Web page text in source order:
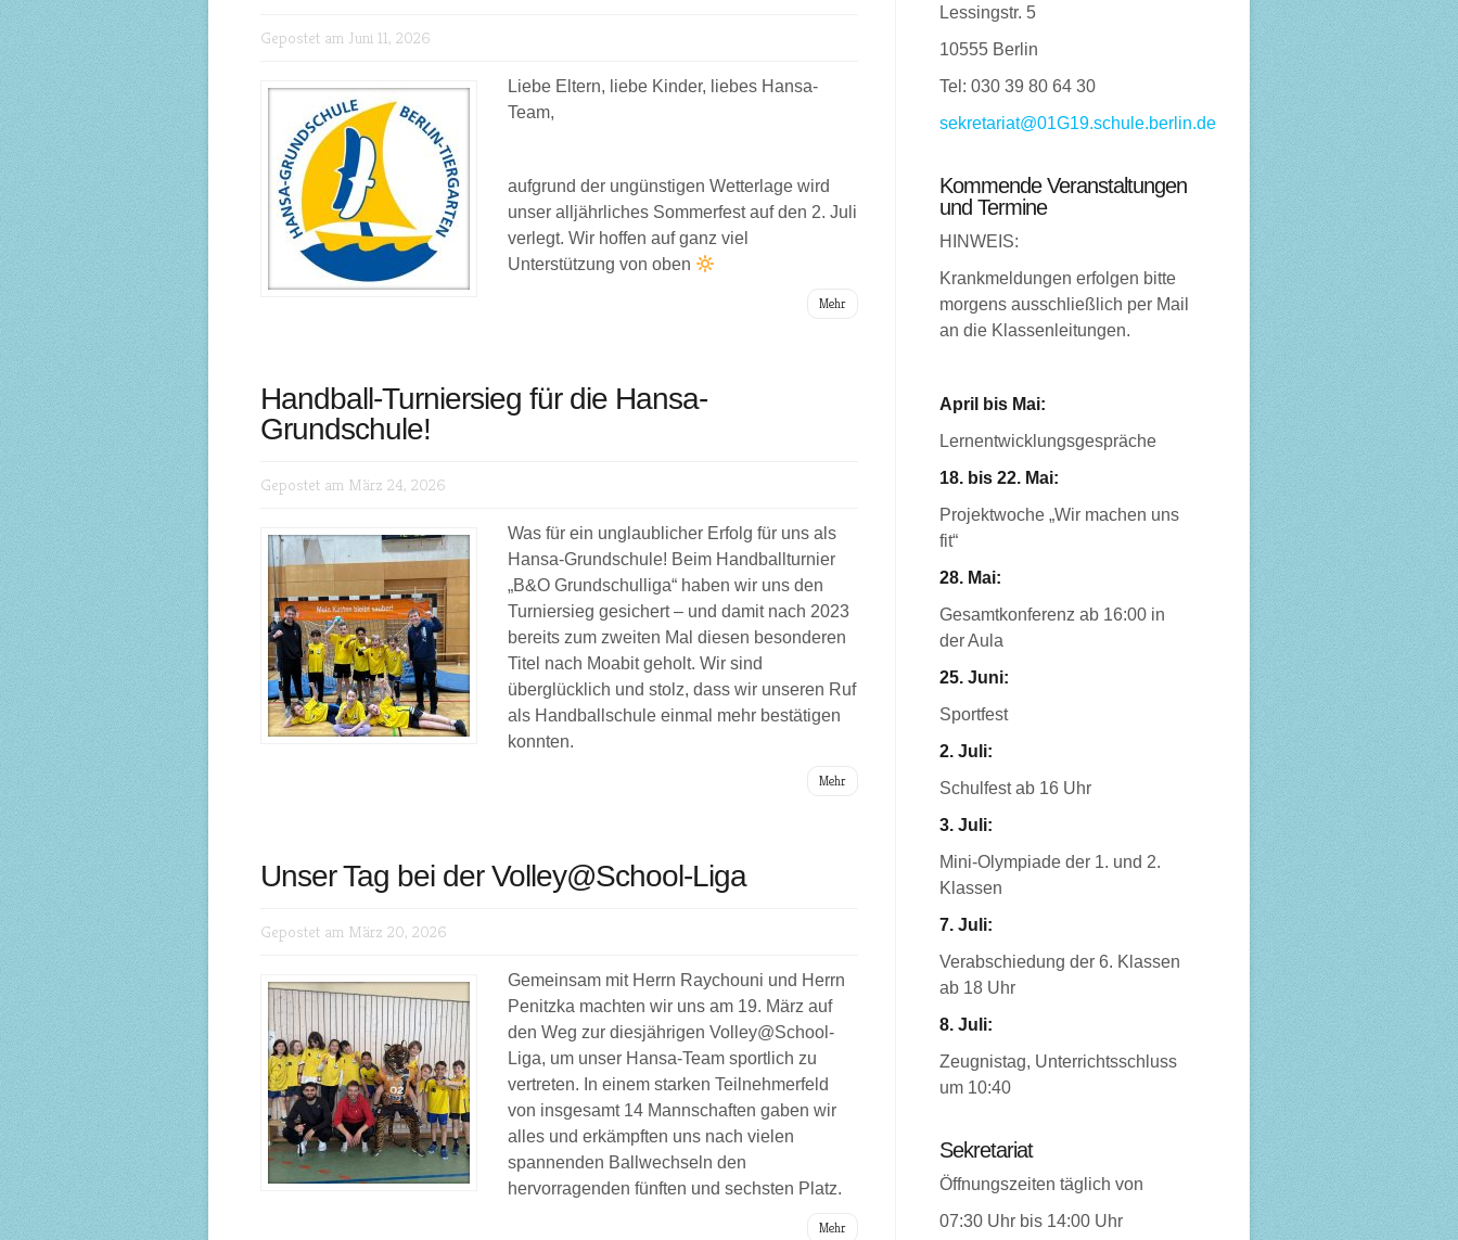
Gepostet am Juni 11, 2026
Liebe Eltern, liebe Kinder, liebes Hansa-
Team,
aufgrund der ungünstigen Wetterlage wird
unser alljährliches Sommerfest auf den 2. Juli
verlegt. Wir hoffen auf ganz viel
Unterstützung von oben
Mehr
Handball-Turniersieg für die Hansa-
Grundschule!
Gepostet am März 24, 2026
Was für ein unglaublicher Erfolg für uns als
Hansa-Grundschule! Beim Handballturnier
„B&O Grundschulliga“ haben wir uns den
Turniersieg gesichert – und damit nach 2023
bereits zum zweiten Mal diesen besonderen
Titel nach Moabit geholt. Wir sind
überglücklich und stolz, dass wir unseren Ruf
als Handballschule einmal mehr bestätigen
konnten.
Mehr
Unser Tag bei der Volley@School-Liga
Gepostet am März 20, 2026
Gemeinsam mit Herrn Raychouni und Herrn
Penitzka machten wir uns am 19. März auf
den Weg zur diesjährigen Volley@School-
Liga, um unser Hansa-Team sportlich zu
vertreten. In einem starken Teilnehmerfeld
von insgesamt 14 Mannschaften gaben wir
alles und erkämpften uns nach vielen
spannenden Ballwechseln den
hervorragenden fünften und sechsten Platz.
Mehr
Lessingstr. 5
10555 Berlin
Tel: 030 39 80 64 30
sekretariat@01G19.schule.berlin.de
Kommende Veranstaltungen
und Termine
HINWEIS:
Krankmeldungen erfolgen bitte
morgens ausschließlich per Mail
an die Klassenleitungen.
April bis Mai:
Lernentwicklungsgespräche
18. bis 22. Mai:
Projektwoche „Wir machen uns
fit“
28. Mai:
Gesamtkonferenz ab 16:00 in
der Aula
25. Juni:
Sportfest
2. Juli:
Schulfest ab 16 Uhr
3. Juli:
Mini-Olympiade der 1. und 2.
Klassen
7. Juli:
Verabschiedung der 6. Klassen
ab 18 Uhr
8. Juli:
Zeugnistag, Unterrichtsschluss
um 10:40
Sekretariat
Öffnungszeiten täglich von
07:30 Uhr bis 14:00 Uhr